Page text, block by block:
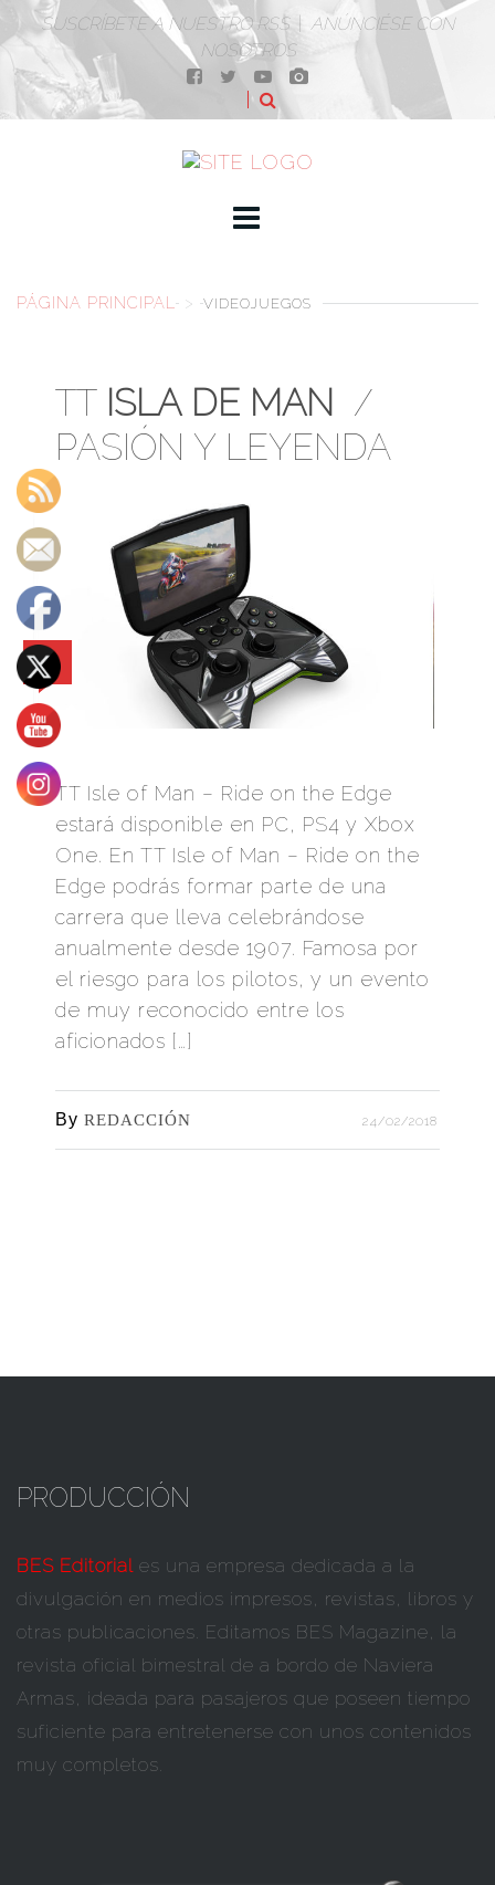
SUSCRÍBETE A NUESTRO RSS| ANÚNCIÉSE CON
NOSOTROS
PÁGINA PRINCIPAL > VIDEOJUEGOS
TT ISLA DE MAN /
PASIÓN Y LEYENDA
0
TT Isle of Man – Ride on the Edge
estará disponible en PC, PS4 y Xbox
One. En TT Isle of Man – Ride on the
Edge podrás formar parte de una
carrera que lleva celebrándose
anualmente desde 1907. Famosa por
el riesgo para los pilotos, y un evento
de muy reconocido entre los
aficionados […]
By REDACCIÓN 24/02/2018
PRODUCCIÓN
BES Editorial es una empresa dedicada a la
divulgación en medios impresos, revistas, libros y
otras publicaciones. Editamos BES Magazine, la
revista oficial bimestral de a bordo de Naviera
Armas, ideada para pasajeros que poseen tiempo
suficiente para entretenerse con unos contenidos
muy completos.